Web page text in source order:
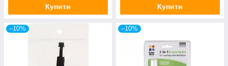
Купити Купити
–10% –10%